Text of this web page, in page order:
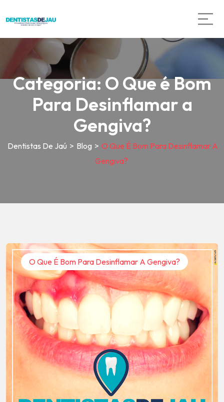
Categoria:O Que é Bom
Para Desinflamar a
Gengiva?
Dentistas De Jaú > Blog > O Que É Bom Para Desinflamar A
Gengiva?
O Que É Bom Para Desinflamar A Gengiva?